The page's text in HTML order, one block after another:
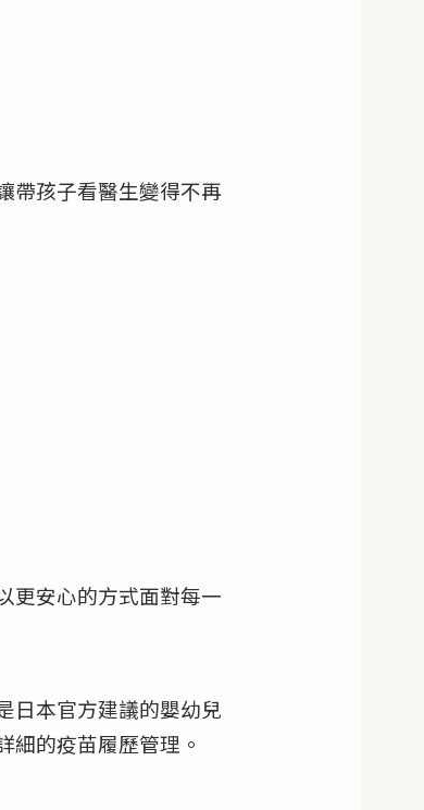
帶孩子看醫生變得不再
更安心的方式面對每一
日本官方建議的嬰幼兒
細的疫苗履歷管理。